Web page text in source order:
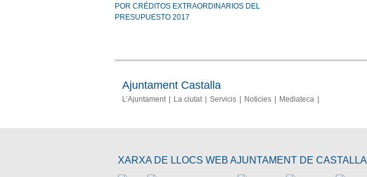
POR CRÉDITOS EXTRAORDINARIOS DEL
PRESUPUESTO 2017
Ajuntament Castalla
L’Ajuntament La ciutat Servicis Noticies Mediateca
XARXA DE LLOCS WEB AJUNTAMENT DE CASTALLA